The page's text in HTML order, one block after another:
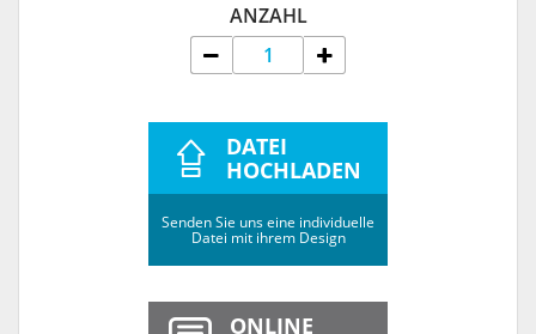
ANZAHL
DATEI
HOCHLADEN
Senden Sie uns eine individuelle
Datei mit ihrem Design
ONLINE